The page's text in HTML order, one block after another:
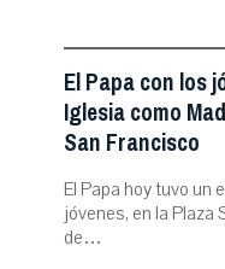
El Papa con los
Iglesia como
San Francisco
El Papa hoy tuvo un
jóvenes, en la Plaza
de…